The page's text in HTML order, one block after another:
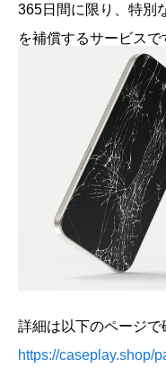
365日間に限り、特別
を補償するサービスで
詳細は以下のページで
https://caseplay.shop/